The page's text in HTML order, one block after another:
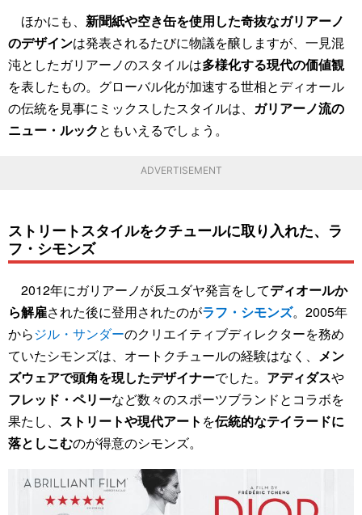
ほかにも、 新聞紙や空き缶を使用した奇抜なガリアーノ
のデザインは発表されるたびに物議を醸しますが、一見混
沌としたガリアーノのスタイルは多様化する現代の価値観
を表したもの。グローバル化が加速する世相とディオール
の伝統を見事にミックスしたスタイルは、 ガリアーノ流の
ニュー・ルックともいえるでしょう。
ADVERTISEMENT
ストリートスタイルをクチュールに取り入れた、ラ
フ・シモンズ
2012年にガリアーノが反ユダヤ発言をしてディオールか
ら解雇された後に登用されたのがラフ・シモンズ。2005年
からジル・サンダーのクリエイティブディレクターを務め
ていたシモンズは、オートクチュールの経験はなく、 メン
ズウェアで頭角を現したデザイナーでした。 アディダスや
フレッド・ペリーなど数々のスポーツブランドとコラボを
果たし、 ストリートや現代アート を伝統的なテイラードに
落としこむのが得意のシモンズ。